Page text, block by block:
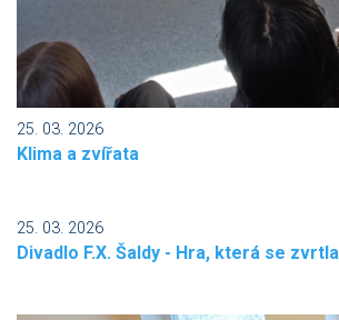
25. 03. 2026
Klima a zvířata
25. 03. 2026
Divadlo F.X. Šaldy - Hra, která se zvrtla